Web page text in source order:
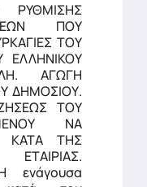
ΠΟΥ
ΤΟΥ
ΑΓΩΓΗ
ΔΗΜΟΣΙΟΥ.
ΤΟΥ
ΝΑ
ΚΑΤΑ ΤΗΣ
ενάγουσα